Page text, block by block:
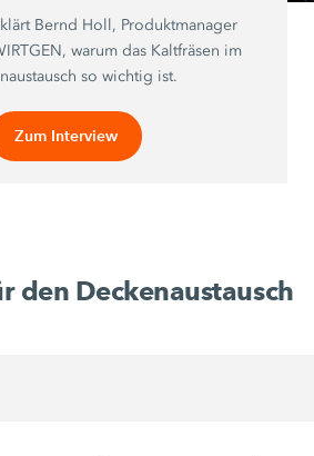
Bernd Holl, Produktmanager
warum das Kaltfräsen im
so wichtig ist.
Zum Interview
den Deckenaustausch